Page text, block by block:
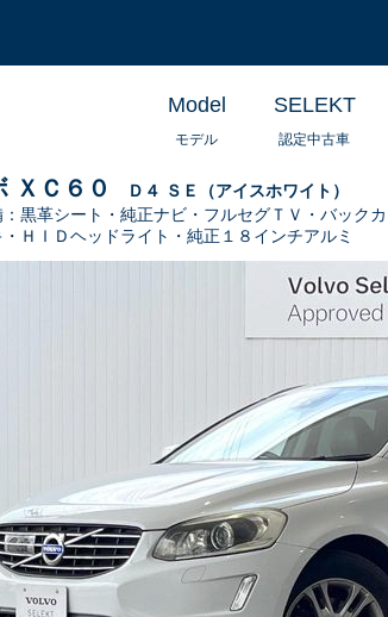
Model
モデル
SELEKT
認定中古車
ＸＣ６０
Ｄ４ ＳＥ（アイスホワイト）
黒革シート・純正ナビ・フルセグＴＶ・バック
ＨＩＤヘッドライト・純正１８インチアルミ